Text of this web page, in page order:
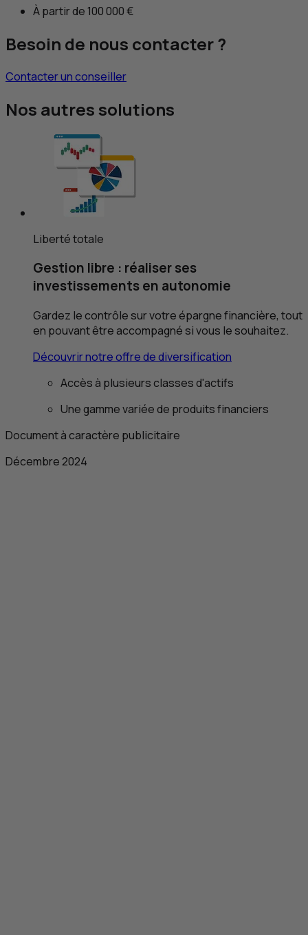
À partir de 100 000 €
Besoin de nous contacter ?
Contacter un conseiller
Nos autres solutions
Liberté totale
Gestion libre : réaliser ses
investissements en autonomie
Gardez le contrôle sur votre épargne financière, tout
en pouvant être accompagné si vous le souhaitez.
Découvrir notre offre de diversification
Accès à plusieurs classes d'actifs
Une gamme variée de produits financiers
Document à caractère publicitaire
Décembre 2024